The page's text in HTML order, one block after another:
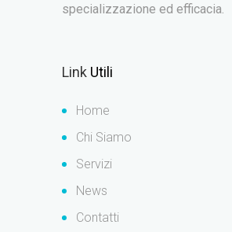
specializzazione ed efficacia.
Link Utili
Home
Chi Siamo
Servizi
News
Contatti